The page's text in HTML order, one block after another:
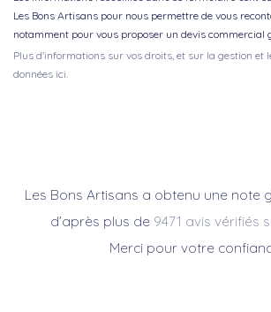
Les Bons Artisans pour nous permettre de vous
notamment pour vous proposer un devis commercial
Plus d'informations sur vos droits, et sur la gestion et
données ici.
Les Bons Artisans a obtenu une note
d’après plus de 9471 avis vérifiés
Merci pour votre